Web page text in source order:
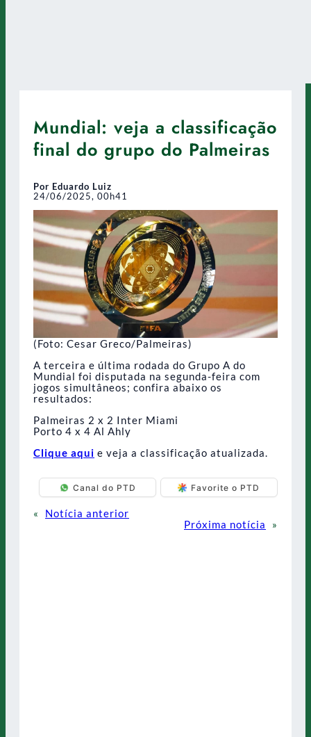
Mundial: veja a classificação
final do grupo do Palmeiras
Por Eduardo Luiz
24/06/2025, 00h41
(Foto: Cesar Greco/Palmeiras)
A terceira e última rodada do Grupo A do
Mundial foi disputada na segunda-feira com
jogos simultâneos; confira abaixo os
resultados:
Palmeiras 2 x 2 Inter Miami
Porto 4 x 4 Al Ahly
Clique aqui e veja a classificação atualizada.
Canal do PTD Favorite o PTD
«
Notícia anterior
Próxima notícia
»